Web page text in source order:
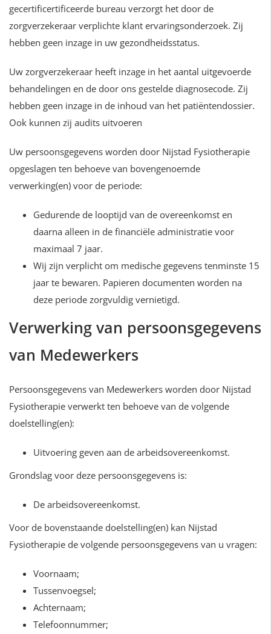
gecertificertificeerde bureau verzorgt het door de
zorgverzekeraar verplichte klant ervaringsonderzoek. Zij
hebben geen inzage in uw gezondheidsstatus.
Uw zorgverzekeraar heeft inzage in het aantal uitgevoerde
behandelingen en de door ons gestelde diagnosecode. Zij
hebben geen inzage in de inhoud van het patiëntendossier.
Ook kunnen zij audits uitvoeren
Uw persoonsgegevens worden door Nijstad Fysiotherapie
opgeslagen ten behoeve van bovengenoemde
verwerking(en) voor de periode:
Gedurende de looptijd van de overeenkomst en
daarna alleen in de financiële administratie voor
maximaal 7 jaar.
Wij zijn verplicht om medische gegevens tenminste 15
jaar te bewaren. Papieren documenten worden na
deze periode zorgvuldig vernietigd.
Verwerking van persoonsgegevens
van Medewerkers
Persoonsgegevens van Medewerkers worden door Nijstad
Fysiotherapie verwerkt ten behoeve van de volgende
doelstelling(en):
Uitvoering geven aan de arbeidsovereenkomst.
Grondslag voor deze persoonsgegevens is:
De arbeidsovereenkomst.
Voor de bovenstaande doelstelling(en) kan Nijstad
Fysiotherapie de volgende persoonsgegevens van u vragen:
Voornaam;
Tussenvoegsel;
Achternaam;
Telefoonnummer;